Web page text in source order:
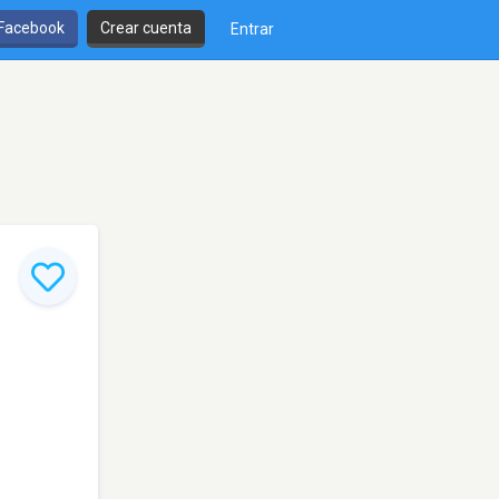
Crear cuenta Entrar